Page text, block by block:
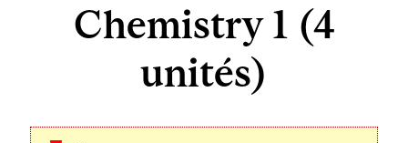
Chemistry 1 (4
unités)
Related